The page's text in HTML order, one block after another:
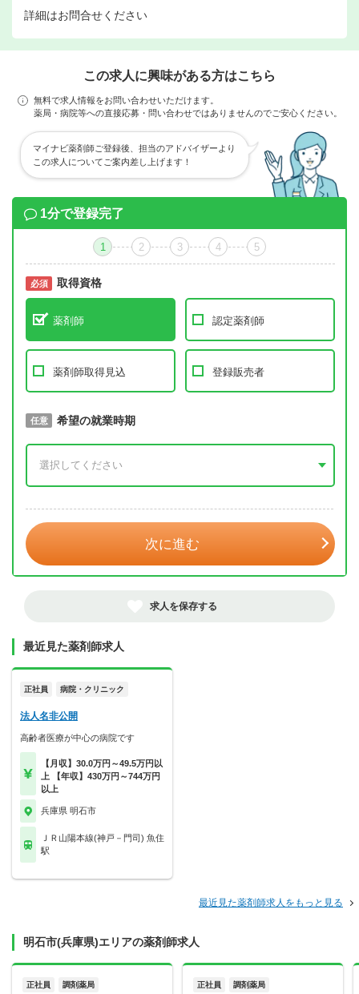
詳細はお問合せください
この求人に興味がある方はこちら
無料で求人情報をお問い合わせいただけます。
薬局・病院等への直接応募・問い合わせではありませんのでご安心ください。
マイナビ薬剤師ご登録後、担当のアドバイザーより
この求人についてご案内差し上げます！
1分で登録完了
1 2 3 4 5
必須 取得資格
薬剤師 認定薬剤師
薬剤師取得見込 登録販売者
必須 取得予定年
任意 希望の就業時期
次に進む
求人を保存する
最近見た薬剤師求人
正社員 病院・クリニック
法人名非公開
高齢者医療が中心の病院です
【月収】30.0万円～49.5万円以
上 【年収】430万円～744万円
以上
兵庫県 明石市
ＪＲ山陽本線(神戸－門司) 魚住
駅
最近見た薬剤師求人をもっと見る
明石市(兵庫県)エリアの薬剤師求人
正社員 調剤薬局 正社員 調剤薬局